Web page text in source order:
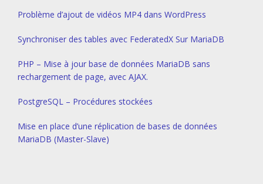
Problème d’ajout de vidéos MP4 dans WordPress
Synchroniser des tables avec FederatedX Sur MariaDB
PHP – Mise à jour base de données MariaDB sans
rechargement de page, avec AJAX.
PostgreSQL – Procédures stockées
Mise en place d’une réplication de bases de données
MariaDB (Master-Slave)